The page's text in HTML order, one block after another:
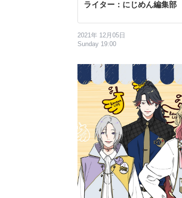
ライター：にじめん編集部
2021年 12月05日
Sunday 19:00